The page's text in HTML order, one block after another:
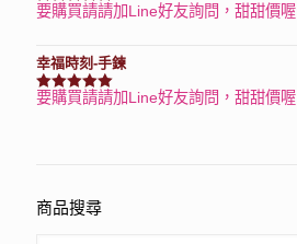
評分7740滿分 5
要購買請請加Line好友詢問，甜甜價喔
幸福時刻-手鍊
評分3150滿分 5
要購買請請加Line好友詢問，甜甜價喔
商品搜尋